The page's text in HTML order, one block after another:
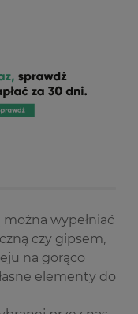
wypełniać
czy gipsem,
na gorąco
elementy do